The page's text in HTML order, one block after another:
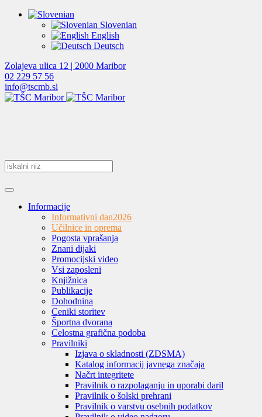
Slovenian
English
Deutsch
Zolajeva ulica 12 | 2000 Maribor
02 229 57 56
info@tscmb.si
Informacije
Informativni dan2026
Učilnice in oprema
Pogosta vprašanja
Znani dijaki
Promocijski video
Vsi zaposleni
Knjižnica
Publikacije
Dohodnina
Ceniki storitev
Športna dvorana
Celostna grafična podoba
Pravilniki
Izjava o skladnosti (ZDSMA)
Katalog informacij javnega značaja
Načrt integritete
Pravilnik o razpolaganju in uporabi daril
Pravilnik o šolski prehrani
Pravilnik o varstvu osebnih podatkov